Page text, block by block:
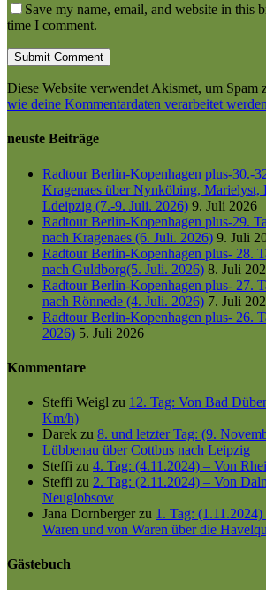
Save my name, email, and website in this
time I comment.
Diese Website verwendet Akismet, um Spam
wie deine Kommentardaten verarbeitet
neuste Beiträge
Radtour Berlin-Kopenhagen plus-30.-
Kragenaes über Nynköbing, Marielyst,
Ldeipzig (7.-9. Juli. 2026) 9. Juli 2026
Radtour Berlin-Kopenhagen plus-29.
nach Kragenaes (6. Juli. 2026) 9. Juli
Radtour Berlin-Kopenhagen plus- 28.
nach Guldborg(5. Juli. 2026) 8. Juli
Radtour Berlin-Kopenhagen plus- 27.
nach Rönnede (4. Juli. 2026) 7. Juli
Radtour Berlin-Kopenhagen plus- 26.
2026) 5. Juli 2026
Kommentare
Steffi Weigl zu 12. Tag: Von Bad
Km/h)
Darek zu 8. und letzter Tag: (9.
Lübbenau über Cottbus nach Leipzig
Steffi zu 4. Tag: (4.11.2024) – Von
Steffi zu 2. Tag: (2.11.2024) – Von
Neuglobsow
Jana Dornbergerzu 1. Tag:
Waren und von Waren über die
Gästebuch